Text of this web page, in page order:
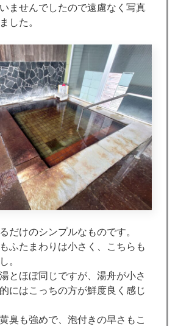
ませんでしたので遠慮なく写真
した。
だけのシンプルなものです。
ふたまわりは小さく、こちらも
。
とほぼ同じですが、湯舟が小さ
にはこっちの方が鮮度良く感じ
臭も強めで、泡付きの早さもこ